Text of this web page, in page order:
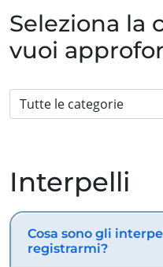
Seleziona la
vuoi
Interpelli
Cosa sono gli
registrarmi?